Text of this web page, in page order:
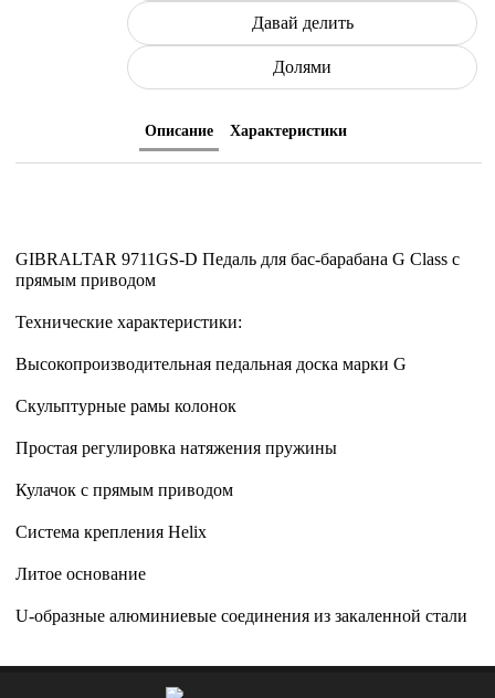
Давай делить
Долями
Описание Характеристики
GIBRALTAR 9711GS-D Педаль для бас-барабана G Class с
прямым приводом
Технические характеристики:
Высокопроизводительная педальная доска марки G
Скульптурные рамы колонок
Простая регулировка натяжения пружины
Кулачок с прямым приводом
Система крепления Helix
Литое основание
U-образные алюминиевые соединения из закаленной стали